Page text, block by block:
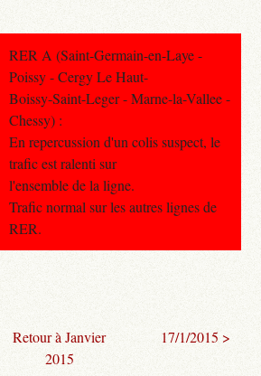
RER A (Saint-Germain-en-Laye -
Poissy - Cergy Le Haut-
Boissy-Saint-Leger - Marne-la-Vallee -
Chessy) :
En repercussion d'un colis suspect, le
trafic est ralenti sur
l'ensemble de la ligne.
Trafic normal sur les autres lignes de
RER.
Retour à Janvier
2015
17/1/2015 >